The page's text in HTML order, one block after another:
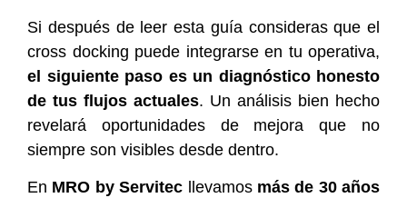
Si después de leer esta guía consideras que el
cross docking puede integrarse en tu operativa,
el siguiente paso es un diagnóstico honesto
de tus flujos actuales. Un análisis bien hecho
revelará oportunidades de mejora que no
siempre son visibles desde dentro.
En MRO by Servitec llevamos más de 30 años